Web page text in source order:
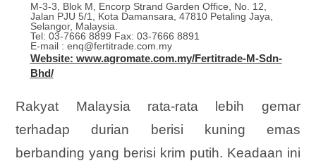
M-3-3, Blok M, Encorp Strand Garden Office, No. 12,
Jalan PJU 5/1, Kota Damansara, 47810 Petaling Jaya,
Selangor, Malaysia.
Tel: 03-7666 8899 Fax: 03-7666 8891
E-mail : enq@fertitrade.com.my
Website: www.agromate.com.my/Fertitrade-M-Sdn-
Bhd/
Rakyat Malaysia rata-rata lebih gemar
terhadap durian berisi kuning emas
berbanding yang berisi krim putih. Keadaan ini